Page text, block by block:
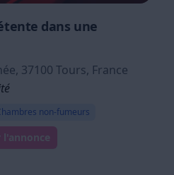
dans une
37100 Tours, France
non-fumeurs
Voir l'annonce